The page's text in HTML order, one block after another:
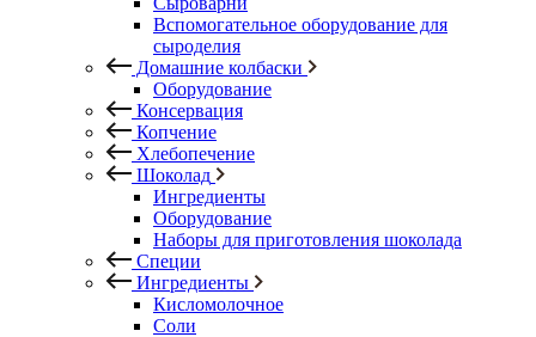
Вспомогательное оборудование для
сыроделия
Домашние колбаски
Оборудование
Консервация
Копчение
Хлебопечение
Шоколад
Ингредиенты
Оборудование
Наборы для приготовления шоколада
Специи
Ингредиенты
Кисломолочное
Соли